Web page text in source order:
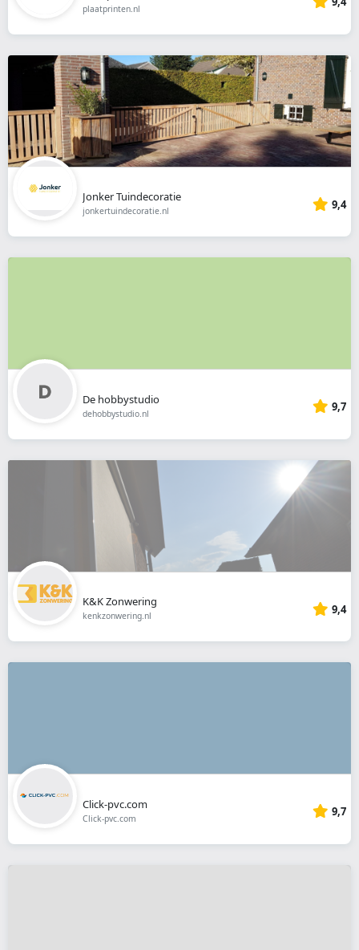
plaatprinten.nl
Jonker Tuindecoratie
jonkertuindecoratie.nl 9,4
De hobbystudio
dehobbystudio.nl 9,7
K&K Zonwering
kenkzonwering.nl 9,4
Click-pvc.com
Click-pvc.com 9,7